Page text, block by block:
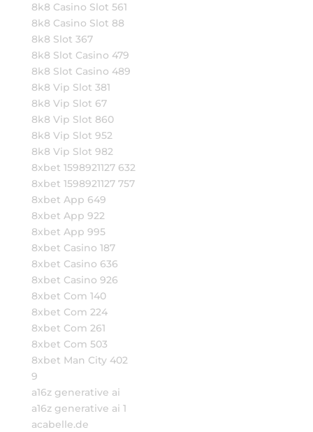
8k8 Casino Slot 561
8k8 Casino Slot 88
8k8 Slot 367
8k8 Slot Casino 479
8k8 Slot Casino 489
8k8 Vip Slot 381
8k8 Vip Slot 67
8k8 Vip Slot 860
8k8 Vip Slot 952
8k8 Vip Slot 982
8xbet 1598921127 632
8xbet 1598921127 757
8xbet App 649
8xbet App 922
8xbet App 995
8xbet Casino 187
8xbet Casino 636
8xbet Casino 926
8xbet Com 140
8xbet Com 224
8xbet Com 261
8xbet Com 503
8xbet Man City 402
9
a16z generative ai
a16z generative ai 1
acabelle.de